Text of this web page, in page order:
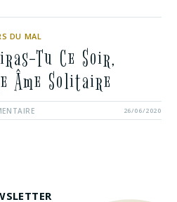
DU MAL
Tu Ce Soir,
Âme Solitaire
26/06/2020